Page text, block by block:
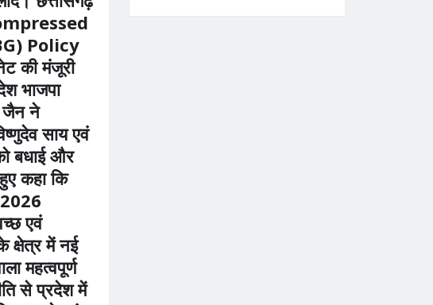
Policy
की मंजूरी
भाजपा
जैन ने
साय एवं
बधाई और
कहा कि
2026
एवं
क्षेत्र में नई
महत्वपूर्ण
से प्रदेश में